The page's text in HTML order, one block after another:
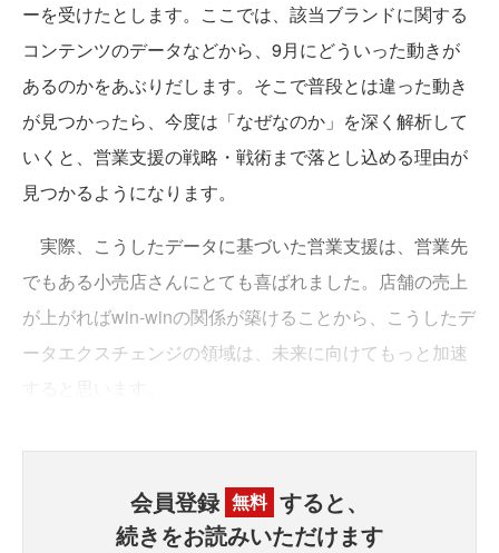
ーを受けたとします。ここでは、該当ブランドに関する
コンテンツのデータなどから、9月にどういった動きが
あるのかをあぶりだします。そこで普段とは違った動き
が見つかったら、今度は「なぜなのか」を深く解析して
いくと、営業支援の戦略・戦術まで落とし込める理由が
見つかるようになります。
実際、こうしたデータに基づいた営業支援は、営業先
でもある小売店さんにとても喜ばれました。店舗の売上
が上がればwin-winの関係が築けることから、こうしたデ
ータエクスチェンジの領域は、未来に向けてもっと加速
会員登録 無料 すると、
続きをお読みいただけます